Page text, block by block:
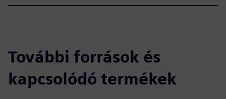
További források és
kapcsolódó termékek